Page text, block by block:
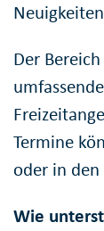
Der
Termine
oder in
Wie